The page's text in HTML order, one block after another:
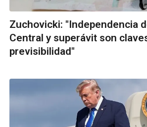
Zuchovicki: "Independencia
Central y superávit son
previsibilidad"